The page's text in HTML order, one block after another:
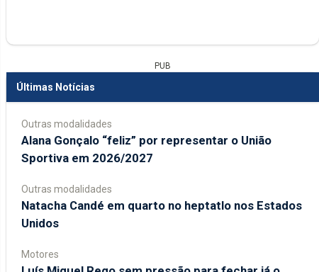
PUB
Últimas Notícias
Outras modalidades
Alana Gonçalo “feliz” por representar o União
Sportiva em 2026/2027
Outras modalidades
Natacha Candé em quarto no heptatlo nos Estados
Unidos
Motores